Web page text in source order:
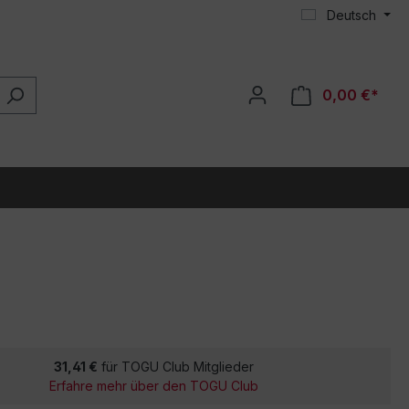
Deutsch
0,00 €*
31,41 € für TOGU Club Mitglieder
Erfahre mehr über den TOGU Club